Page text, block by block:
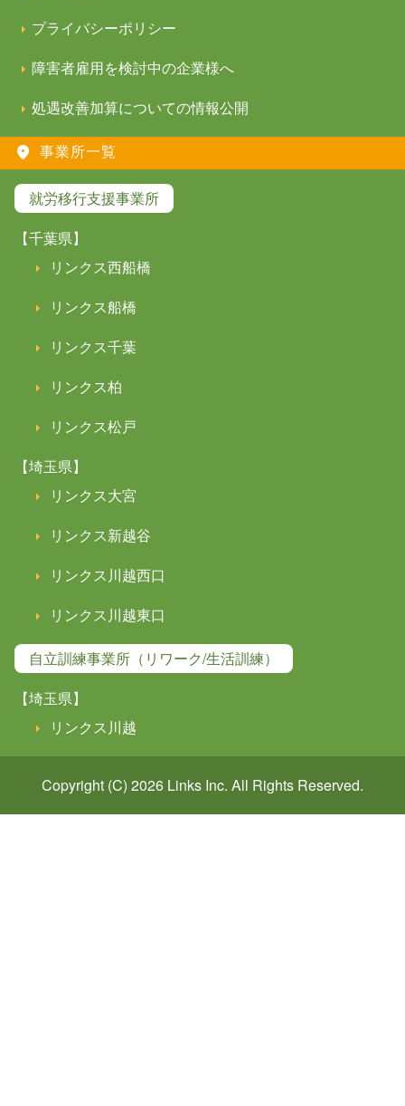
プライバシーポリシー
障害者雇用を検討中の企業様へ
処遇改善加算についての情報公開
事業所一覧
就労移行支援事業所
【千葉県】
リンクス西船橋
リンクス船橋
リンクス千葉
リンクス柏
リンクス松戸
【埼玉県】
リンクス大宮
リンクス新越谷
リンクス川越西口
リンクス川越東口
自立訓練事業所（リワーク/生活訓練）
【埼玉県】
リンクス川越
Copyright (C) 2026 Links Inc. All Rights Reserved.